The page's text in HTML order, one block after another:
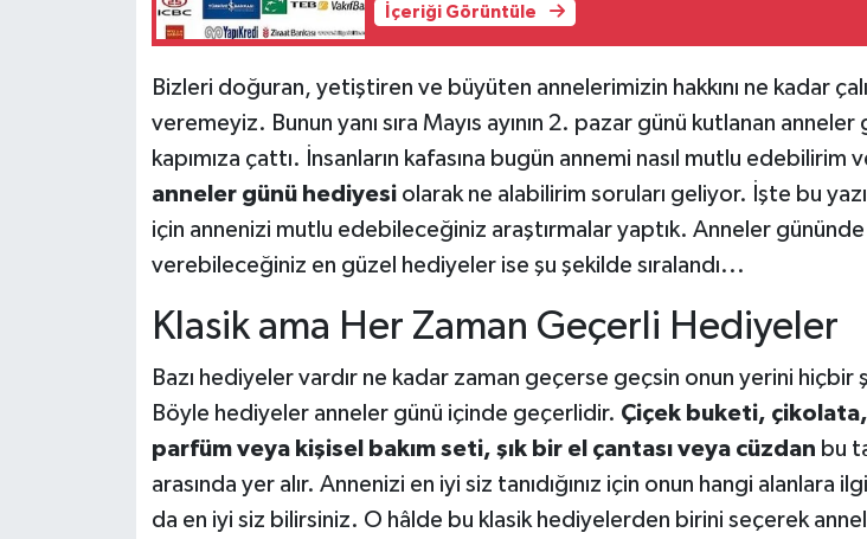
İçeriği Görüntüle
Bizleri doğuran, yetiştiren ve büyüten annelerimizin hakkını ne kadar
veremeyiz. Bunun yanı sıra Mayıs ayının 2. pazar günü kutlanan anneler
kapımıza çattı. İnsanların kafasına bugün annemi nasıl mutlu edebilirim
anneler günü hediyesi olarak ne alabilirim soruları geliyor. İşte bu
için annenizi mutlu edebileceğiniz araştırmalar yaptık. Anneler
verebileceğiniz en güzel hediyeler ise şu şekilde sıralandı...
Klasik ama Her Zaman Geçerli Hediyeler
Bazı hediyeler vardır ne kadar zaman geçerse geçsin onun yerini hiçbir
Böyle hediyeler anneler günü içinde geçerlidir. Çiçek buketi,
parfüm veya kişisel bakım seti, şık bir el çantası veya cüzdan bu
arasında yer alır. Annenizi en iyi siz tanıdığınız için onun hangi alanlara
da en iyi siz bilirsiniz. O hâlde bu klasik hediyelerden birini seçerek